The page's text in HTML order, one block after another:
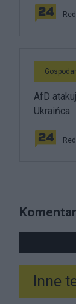
AfD
Ukraińca
Inne